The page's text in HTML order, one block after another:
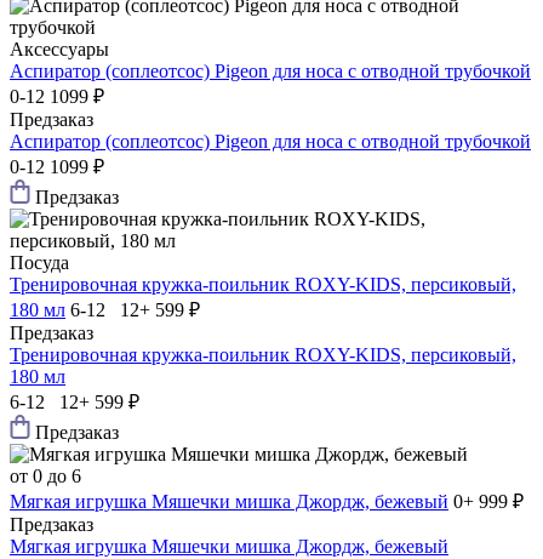
Аксессуары
Аспиратор (соплеотсос) Pigeon для носа с отводной трубочкой
0-12 1099 ₽
Предзаказ
Аспиратор (соплеотсос) Pigeon для носа с отводной трубочкой
0-12 1099 ₽
Предзаказ
Посуда
Тренировочная кружка-поильник ROXY-KIDS, персиковый,
180 мл 6-12 12+ 599 ₽
Предзаказ
Тренировочная кружка-поильник ROXY-KIDS, персиковый,
180 мл
6-12 12+ 599 ₽
Предзаказ
от 0 до 6
Мягкая игрушка Мяшечки мишка Джордж, бежевый 0+ 999 ₽
Предзаказ
Мягкая игрушка Мяшечки мишка Джордж, бежевый